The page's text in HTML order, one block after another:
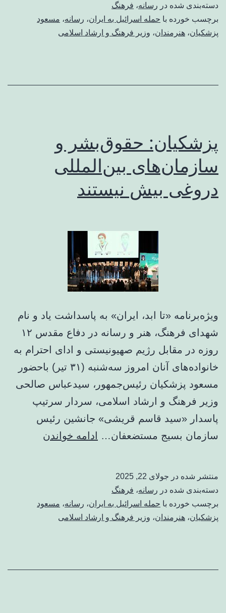
بین‌المللی
اعتراض
دسته‌بندی شده در رسانه، فرهنگ
برچسب خورده با حمله اسرائیل به ایران، رسانه، مسعود
پزشکیان، هنرمندان، وزیر فرهنگ و ارشاد اسلامی
پزشکیان: حقوق‌بشر و
سازمان‌های بین‌المللی
دروغی بیش نیستند
ویژه‌برنامه «تا ابد، ایران» به پاسداشت یاد و نام
شهدای فرهنگ، هنر و رسانه در دفاع مقدس ۱۲
روزه در مقابل رژیم صهیونیستی و ادای احترام به
خانواده‌های آنان امروز سه‌شنبه (۳۱ تیر) باحضور
مسعود پزشکیان رئیس‌جمهور، سیدعباس صالحی
وزیر فرهنگ و ارشاد اسلامی، سردار سرتیپ
پاسدار «سید قاسم قریشی» جانشین رئیس
سازمان بسیج مستضعفان… ادامه خواندن
بین‌المللی
منتشر شده در جولای 22, 2025
دسته‌بندی شده در رسانه، فرهنگ
برچسب خورده با حمله اسرائیل به ایران، رسانه، مسعود
پزشکیان، هنرمندان، وزیر فرهنگ و ارشاد اسلامی